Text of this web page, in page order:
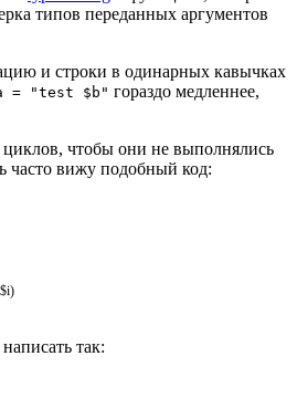
типов переданных аргументов
и строки в одинарных кавычках
= "test $b" гораздо медленнее,
чтобы они не выполнялись
вижу подобный код:
$i)
так: